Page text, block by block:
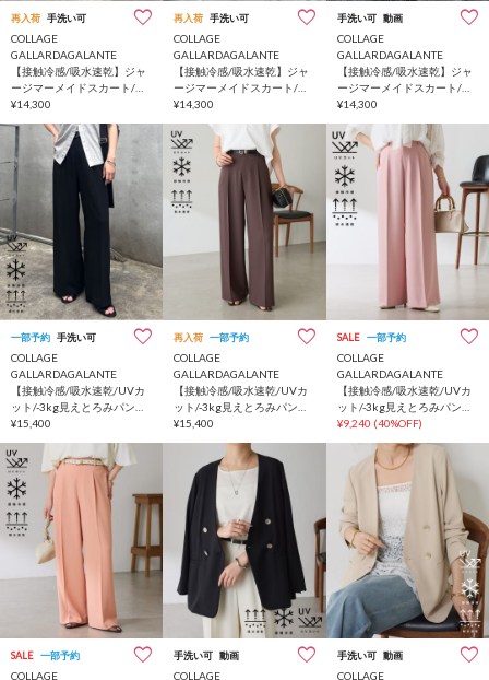
再入荷 手洗い可
COLLAGE
GALLARDAGALANTE
【接触冷感/吸水速乾】ジャ
ージマーメイドスカート/セ
ットアップ
¥14,300
再入荷 手洗い可
COLLAGE
GALLARDAGALANTE
【接触冷感/吸水速乾】ジャ
ージマーメイドスカート/セ
ットアップ
¥14,300
手洗い可 動画
COLLAGE
GALLARDAGALANTE
【接触冷感/吸水速乾】ジャ
ージマーメイドスカート/セ
ットアップ
¥14,300
一部予約 手洗い可
COLLAGE
GALLARDAGALANTE
【接触冷感/吸水速乾/UVカ
ット/-3kg見えとろみパン
ツ】《8色６サイズ》ジャー
¥15,400
再入荷 一部予約
COLLAGE
GALLARDAGALANTE
【接触冷感/吸水速乾/UVカ
ット/-3kg見えとろみパン
ツ】《8色６サイズ》ジャー
¥15,400
SALE 一部予約
COLLAGE
GALLARDAGALANTE
【接触冷感/吸水速乾/UVカ
ット/-3kg見えとろみパン
ツ】《8色６サイズ》ジャー
¥9,240 (40%OFF)
SALE 一部予約
COLLAGE
手洗い可 動画
COLLAGE
手洗い可 動画
COLLAGE